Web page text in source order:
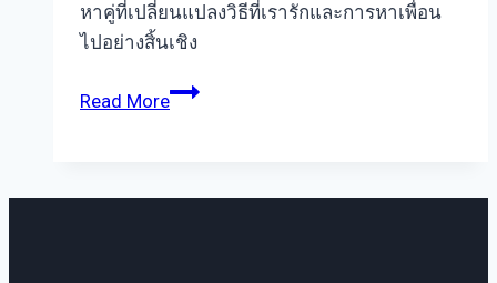
หาคู่ที่เปลี่ยนแปลงวิธีที่เรารักและการหาเพื่อน
ไปอย่างสิ้นเชิง
Read Moreประวัติ